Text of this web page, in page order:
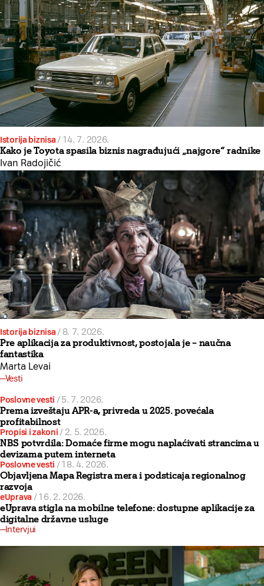
Istorija biznisa / 14. 7. 2026.
Kako je Toyota spasila biznis nagrađujući „najgore“ radnike
Ivan Radojičić
Istorija biznisa /8. 7. 2026.
Pre aplikacija za produktivnost, postojala je – naučna
fantastika
Marta Levai
Vesti
Poslovne vesti /5. 7. 2026.
Prema izveštaju APR-a, privreda u 2025. povećala
profitabilnost
Propisi i zakoni /2. 5. 2026.
NBS potvrdila: Domaće firme mogu naplaćivati strancima u
devizama putem interneta
Poslovne vesti /18. 4. 2026.
Objavljena Mapa Registra mera i podsticaja regionalnog
razvoja
eUprava /16. 2. 2026.
eUprava stigla na mobilne telefone: dostupne aplikacije za
digitalne državne usluge
Intervjui